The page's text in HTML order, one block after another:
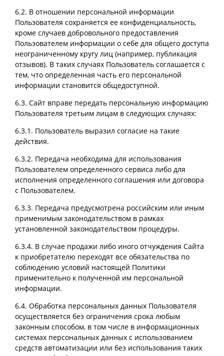
6.2. В отношении персональной информации
Пользователя сохраняется ее конфиденциальность,
кроме случаев добровольного предоставления
Пользователем информации о себе для общего доступа
неограниченному кругу лиц (например, публикация
отзывов). В таких случаях Пользователь соглашается с
тем, что определенная часть его персональной
информации становится общедоступной.
6.3. Сайт вправе передать персональную информацию
Пользователя третьим лицам в следующих случаях:
6.3.1. Пользователь выразил согласие на такие
действия.
6.3.2. Передача необходима для использования
Пользователем определенного сервиса либо для
исполнения определенного соглашения или договора
с Пользователем.
6.3.3. Передача предусмотрена российским или иным
применимым законодательством в рамках
установленной законодательством процедуры.
6.3.4. В случае продажи либо иного отчуждения Сайта
к приобретателю переходят все обязательства по
соблюдению условий настоящей Политики
применительно к полученной им персональной
информации.
6.4. Обработка персональных данных Пользователя
осуществляется без ограничения срока любым
законным способом, в том числе в информационных
системах персональных данных с использованием
средств автоматизации или без использования таких